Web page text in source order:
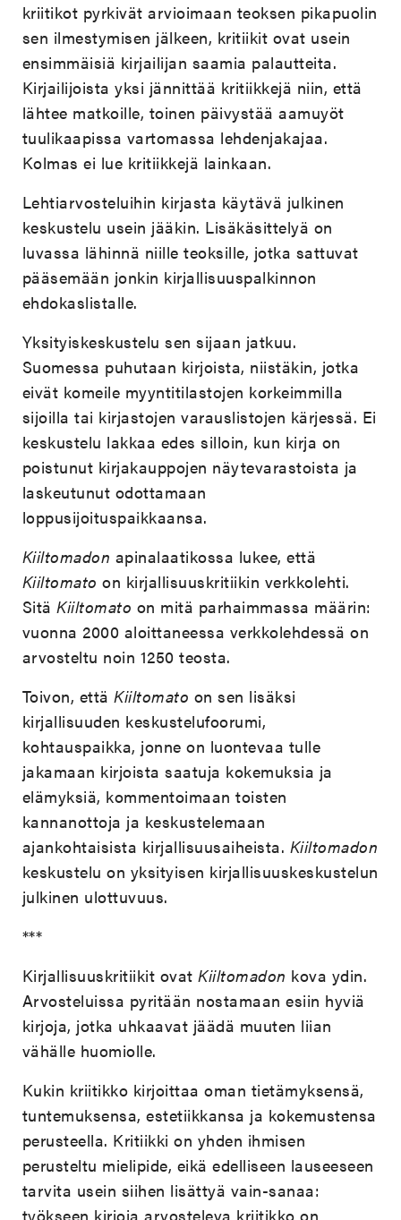
kriitikot pyrkivät arvioimaan teoksen pikapuolin
sen ilmestymisen jälkeen, kritiikit ovat usein
ensimmäisiä kirjailijan saamia palautteita.
Kirjailijoista yksi jännittää kritiikkejä niin, että
lähtee matkoille, toinen päivystää aamuyöt
tuulikaapissa vartomassa lehdenjakajaa.
Kolmas ei lue kritiikkejä lainkaan.
Lehtiarvosteluihin kirjasta käytävä julkinen
keskustelu usein jääkin. Lisäkäsittelyä on
luvassa lähinnä niille teoksille, jotka sattuvat
pääsemään jonkin kirjallisuuspalkinnon
ehdokaslistalle.
Yksityiskeskustelu sen sijaan jatkuu.
Suomessa puhutaan kirjoista, niistäkin, jotka
eivät komeile myyntitilastojen korkeimmilla
sijoilla tai kirjastojen varauslistojen kärjessä. Ei
keskustelu lakkaa edes silloin, kun kirja on
poistunut kirjakauppojen näytevarastoista ja
laskeutunut odottamaan
loppusijoituspaikkaansa.
Kiiltomadon apinalaatikossa lukee, että
Kiiltomato on kirjallisuuskritiikin verkkolehti.
SitäKiiltomato on mitä parhaimmassa määrin:
vuonna 2000 aloittaneessa verkkolehdessä on
arvosteltu noin 1250 teosta.
Toivon, ettäKiiltomato on sen lisäksi
kirjallisuuden keskustelufoorumi,
kohtauspaikka, jonne on luontevaa tulle
jakamaan kirjoista saatuja kokemuksia ja
elämyksiä, kommentoimaan toisten
kannanottoja ja keskustelemaan
ajankohtaisista kirjallisuusaiheista. Kiiltomadon
keskustelu on yksityisen kirjallisuuskeskustelun
julkinen ulottuvuus.
***
Kirjallisuuskritiikit ovatKiiltomadon kova ydin.
Arvosteluissa pyritään nostamaan esiin hyviä
kirjoja, jotka uhkaavat jäädä muuten liian
vähälle huomiolle.
Kukin kriitikko kirjoittaa oman tietämyksensä,
tuntemuksensa, estetiikkansa ja kokemustensa
perusteella. Kritiikki on yhden ihmisen
perusteltu mielipide, eikä edelliseen lauseeseen
tarvita usein siihen lisättyä vain-sanaa:
työkseen kirjoja arvosteleva kriitikko on